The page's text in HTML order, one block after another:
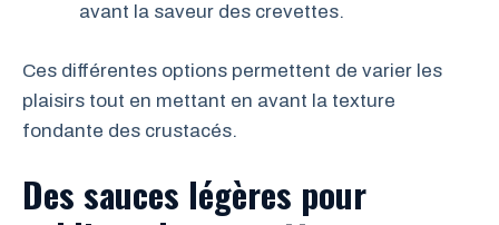
avant la saveur des crevettes.
Ces différentes options permettent de varier les
plaisirs tout en mettant en avant la texture
fondante des crustacés.
Des sauces légères pour